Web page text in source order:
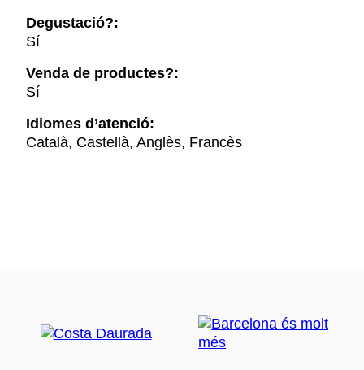
Degustació?:
Sí
Venda de productes?:
Sí
Idiomes d’atenció:
Català, Castellà, Anglès, Francès